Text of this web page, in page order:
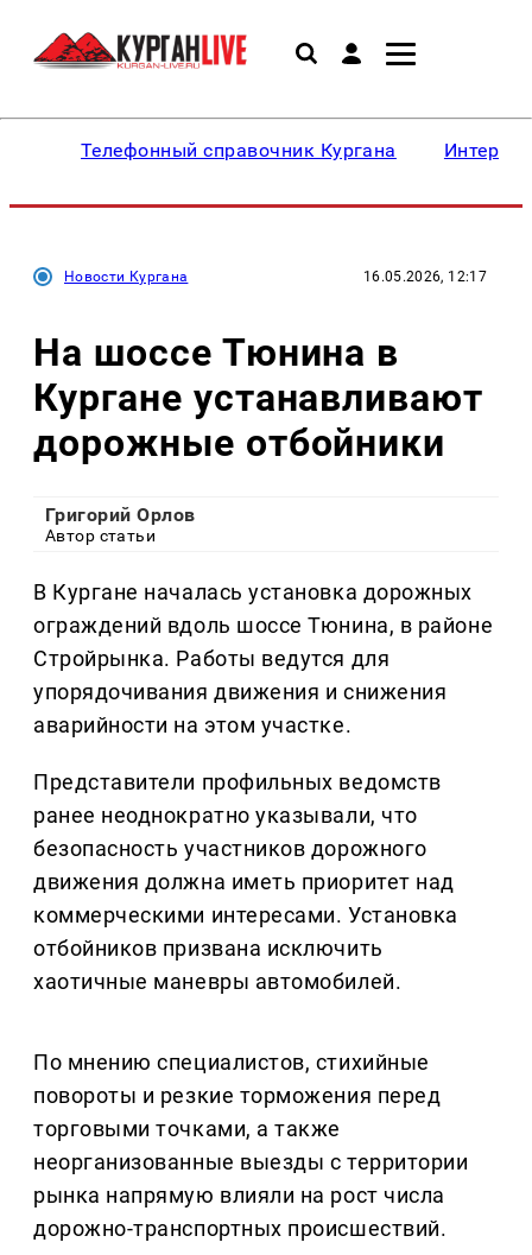
Телефонный справочник Кургана
Новости Кургана 16.05.2026, 12:17
На шоссе Тюнина в
Кургане устанавливают
дорожные отбойники
Григорий Орлов
Автор статьи
В Кургане началась установка дорожных
ограждений вдоль шоссе Тюнина, в районе
Стройрынка. Работы ведутся для
упорядочивания движения и снижения
аварийности на этом участке.
Представители профильных ведомств
ранее неоднократно указывали, что
безопасность участников дорожного
движения должна иметь приоритет над
коммерческими интересами. Установка
отбойников призвана исключить
хаотичные маневры автомобилей.
По мнению специалистов, стихийные
повороты и резкие торможения перед
торговыми точками, а также
неорганизованные выезды с территории
рынка напрямую влияли на рост числа
дорожно-транспортных происшествий.